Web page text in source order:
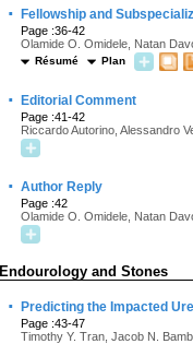
· Fellowship and
Page :36-42
Olamide O. Omidele, Natan
Résumé Plan
· Editorial Comment
Page :41-42
Riccardo Autorino, Alessandro
· Author Reply
Page :42
Olamide O. Omidele, Natan
Endourology and Stones
· Predicting the Impacted
Page :43-47
Timothy Y. Tran, Jacob N.